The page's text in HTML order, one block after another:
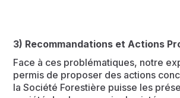
3) Recommandations et Actions
Face à ces problématiques, notre
permis de proposer des actions
la Société Forestière puisse les